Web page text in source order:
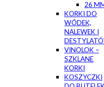
26
KORKI DO
WÓDEK,
NALEWEK I
VINOLOK –
SZKLANE
KORKI
KOSZYCZKI